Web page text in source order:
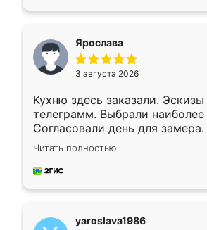
Ярослава
3 августа 2026
Кухню здесь заказали.
телеграмм. Выбрали
Согласовали день для
недели кухня была уже готова.
довольны работой. Спасибо
мебель за качественную
Читать полностью
yaroslava1986